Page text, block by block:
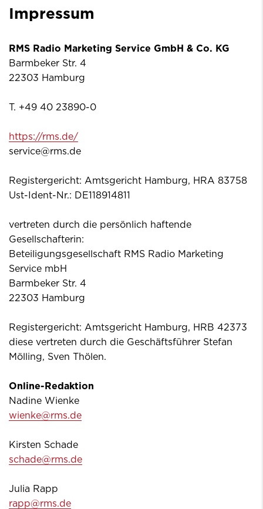
Impressum
RMS Radio Marketing Service GmbH & Co. KG
Barmbeker Str. 4
22303 Hamburg
T. +49 40 23890-0
https://rms.de/
service@rms.de
Registergericht: Amtsgericht Hamburg, HRA 83758
Ust-Ident-Nr.: DE118914811
vertreten durch die persönlich haftende
Gesellschafterin:
Beteiligungsgesellschaft RMS Radio Marketing
Service mbH
Barmbeker Str. 4
22303 Hamburg
Registergericht: Amtsgericht Hamburg, HRB 42373
diese vertreten durch die Geschäftsführer Stefan
Mölling, Sven Thölen.
Online-Redaktion
Nadine Wienke
wienke@rms.de
Kirsten Schade
schade@rms.de
Julia Rapp
rapp@rms.de